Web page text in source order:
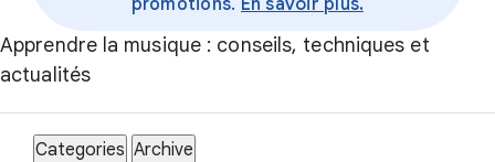
promotions. En savoir plus.
Apprendre la musique : conseils, techniques et
actualités
Categories Archive